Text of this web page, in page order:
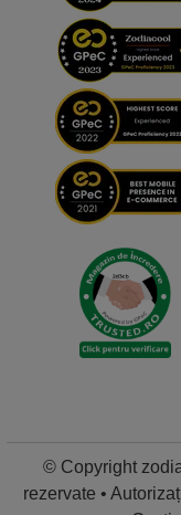
© Copyright
rezervate •